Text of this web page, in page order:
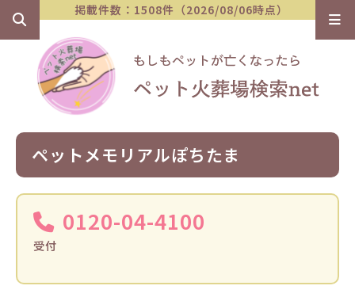
掲載件数：1508件（2026/08/06時点）
ペットメモリアルぽちたま
0120-04-4100
受付